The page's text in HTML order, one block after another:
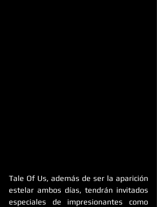
Tale Of Us, además de ser la aparición
estelar ambos días, tendrán invitados
especiales de impresionantes como